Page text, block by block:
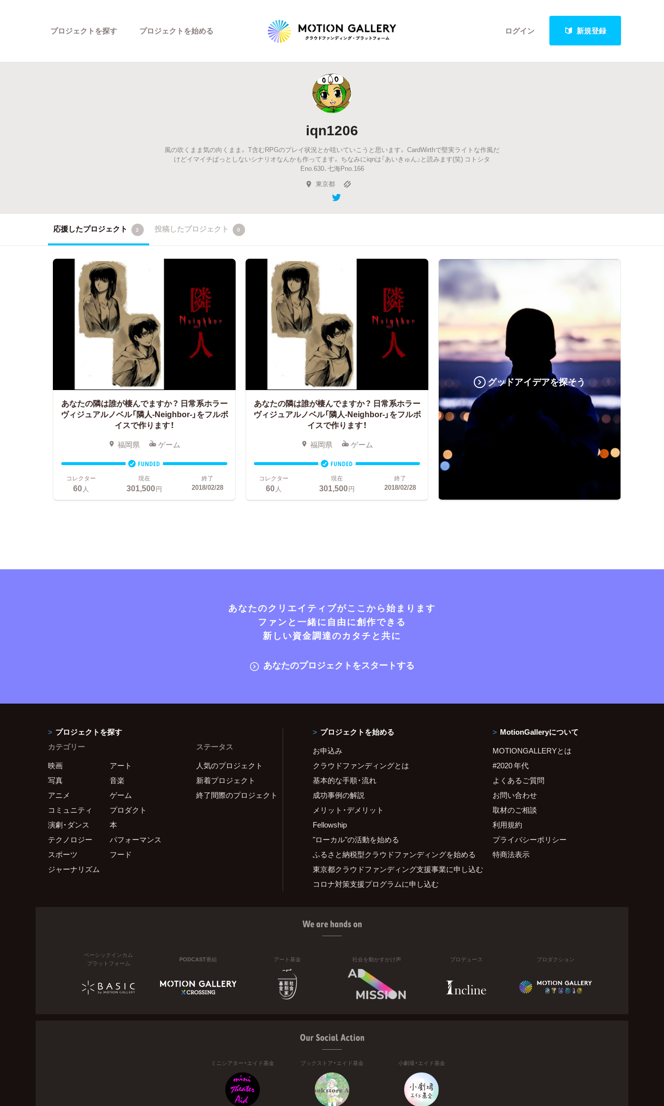
ログイン 新規登録
プロジェクトを探す
Highlight
新着プロジェクト
Feature
カテゴリーから探す タグから探す キュレーターから探す 特集から探す 最新進捗報告から探す
Legendary
プロジェクトを始める
iqn1206
風の吹くまま気の向くまま。 T含むRPGのプレイ状況とか呟いていこうと思います。 CardWirthで堅実ライトな作風だ
けどイマイチぱっとしないシナリオなんかも作ってます。 ちなみにiqnは「あいきゅん」と読みます(笑) コトシタ
Eno.630、七海Pno.166
東京都
応援したプロジェクト 2 投稿したプロジェクト 0
あなたの隣は誰が棲んでますか？ 日常系ホラー
ヴィジュアルノベル「隣人-Neighbor-」をフルボ
イスで作ります！
福岡県 ゲーム
FUNDED
コレクター
60人
現在
301,500円
終了
2018/02/28
あなたの隣は誰が棲んでますか？ 日常系ホラー
ヴィジュアルノベル「隣人-Neighbor-」をフルボ
イスで作ります！
福岡県 ゲーム
FUNDED
コレクター
60人
現在
301,500円
終了
2018/02/28
グッドアイデアを探そう
あなたのクリエイティブがここから始まります
ファンと一緒に自由に創作できる
新しい資金調達のカタチと共に
あなたのプロジェクトをスタートする
プロジェクトを探す
カテゴリー
映画
アート
写真
音楽
アニメ
ゲーム
コミュニティ
プロダクト
演劇・ダンス
本
テクノロジー
パフォーマンス
スポーツ
フード
ジャーナリズム
ステータス
人気のプロジェクト
新着プロジェクト
終了間際のプロジェクト
プロジェクトを始める
お申込み
クラウドファンディングとは
基本的な手順・流れ
成功事例の解説
メリット・デメリット
Fellowship
"ローカル"の活動を始める
ふるさと納税型クラウドファンディングを始める
東京都クラウドファンディング支援事業に申し込む
コロナ対策支援プログラムに申し込む
MotionGalleryについて
MOTIONGALLERYとは
#2020 年代
よくあるご質問
お問い合わせ
取材のご相談
利用規約
プライバシーポリシー
特商法表示
We are hands on
ベーシックインカム
プラットフォーム
PODCAST番組 アート基金 社会を動かすかけ声 プロデュース プロダクション
Our Social Action
ミニシアター・エイド基金 ブックストア・エイド基金 小劇場・エイド基金